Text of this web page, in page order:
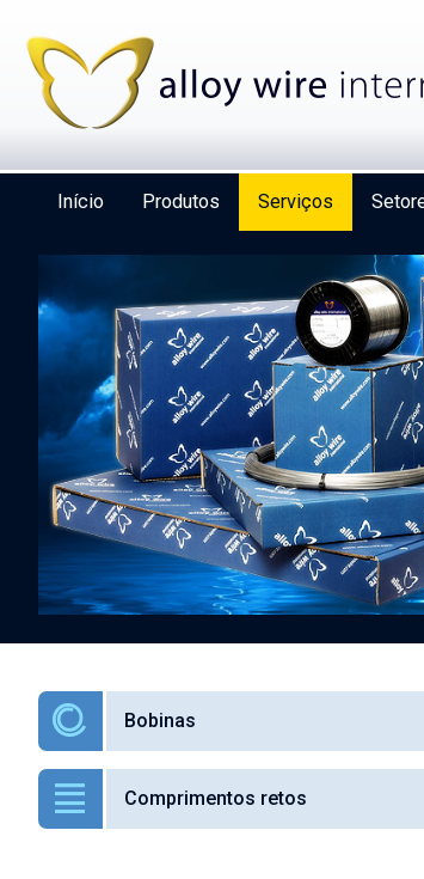
Início Produtos Serviços
Bobinas
Comprimentos retos